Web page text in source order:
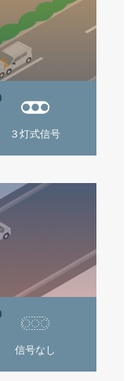
３灯式信号
信号なし